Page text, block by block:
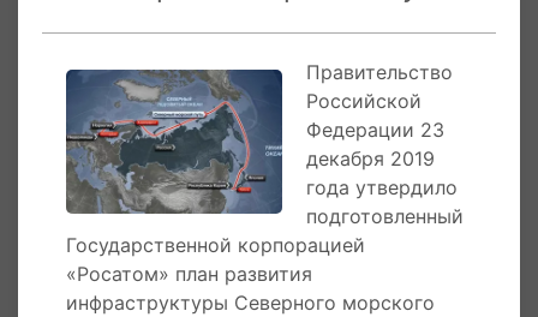
Мурманска до Дудинки, обслуживается
ледоколами Росатомфлота. Восточный сектор
Арктики - от Дудинки до Чукотки,
обслуживается ледоколами
Дальневосточного морского пароходства.
Основные этапы освоения Северного
морского пути
Правительство
Российской
Федерации 23
декабря 2019
года утвердило
подготовленный
Государственной корпорацией
«Росатом» план развития
инфраструктуры Северного морского